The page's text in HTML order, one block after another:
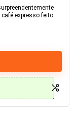
expresso feito